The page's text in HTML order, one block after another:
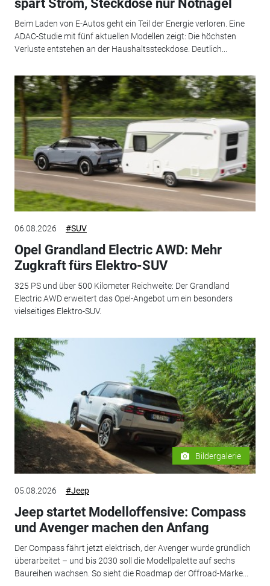
spart Strom, Steckdose nur Notnagel
Beim Laden von E-Autos geht ein Teil der Energie verloren. Eine
ADAC-Studie mit fünf aktuellen Modellen zeigt: Die höchsten
Verluste entstehen an der Haushaltssteckdose. Deutlich...
06.08.2026 #SUV
Opel Grandland Electric AWD: Mehr
Zugkraft fürs Elektro-SUV
325 PS und über 500 Kilometer Reichweite: Der Grandland
Electric AWD erweitert das Opel-Angebot um ein besonders
vielseitiges Elektro-SUV.
Bildergalerie
05.08.2026 #Jeep
Jeep startet Modelloffensive: Compass
und Avenger machen den Anfang
Der Compass fährt jetzt elektrisch, der Avenger wurde gründlich
überarbeitet – und bis 2030 soll die Modellpalette auf sechs
Baureihen wachsen. So sieht die Roadmap der Offroad-Marke...